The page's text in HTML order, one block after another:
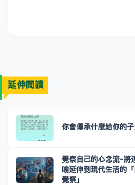
延伸閱讀
你會傳承什麼給你的子
覺察自己的心念流~將
喻延伸到現代生活的
覺察」